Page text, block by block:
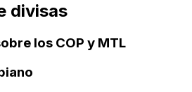
divisas
los COP y MTL